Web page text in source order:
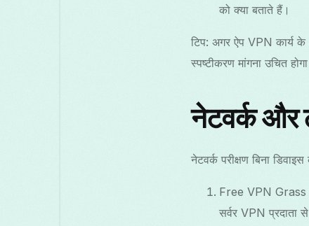
को क्या बताते हैं।
टिप: अगर ऐप VPN कार्य
स्पष्टीकरण मांगना उचित
नेटवर्क और
नेटवर्क परीक्षण बिना
Free VPN Grass
सर्वर VPN